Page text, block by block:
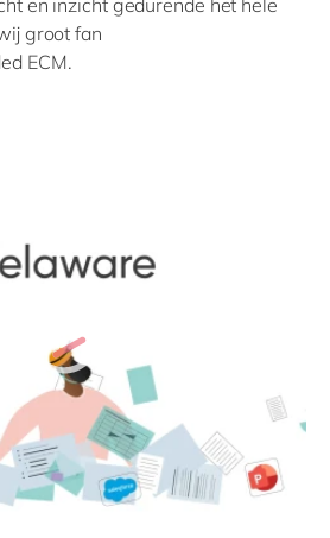
en inzicht gedurende het hele
groot fan
ECM.